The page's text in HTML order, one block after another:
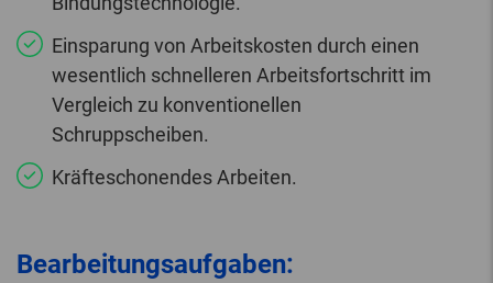
Einsparung von Arbeitskosten durch einen
wesentlich schnelleren Arbeitsfortschritt im
Vergleich zu konventionellen
Schruppscheiben.
Kräfteschonendes Arbeiten.
Bearbeitungsaufgaben: